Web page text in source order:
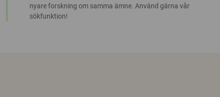
nyare forskning om samma ämne. Använd gärna vår
sökfunktion!